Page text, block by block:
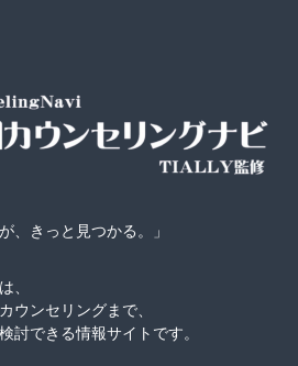
、きっと見つかる。」
、
ウンセリングまで、
討できる情報サイトです。